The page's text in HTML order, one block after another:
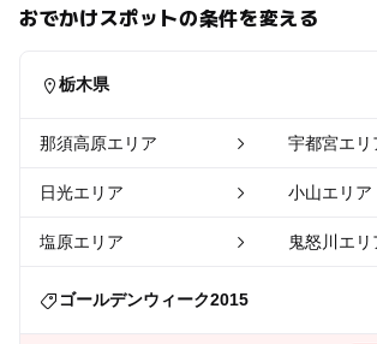
おでかけスポットの条件を変える
栃木県
那須高原エリア 宇都宮エリ
日光エリア 小山エリア
塩原エリア 鬼怒川エリ
ゴールデンウィーク2015